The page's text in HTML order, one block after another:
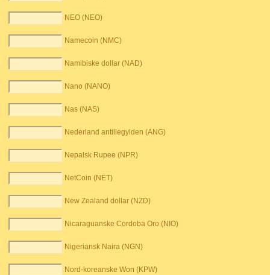
NEO (NEO)
Namecoin (NMC)
Namibiske dollar (NAD)
Nano (NANO)
Nas (NAS)
Nederland antillegylden (ANG)
Nepalsk Rupee (NPR)
NetCoin (NET)
New Zealand dollar (NZD)
Nicaraguanske Cordoba Oro (NIO)
Nigeriansk Naira (NGN)
Nord-koreanske Won (KPW)